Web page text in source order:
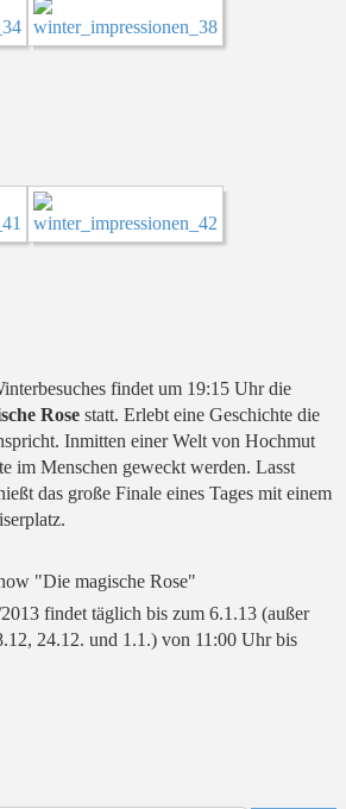
findet um 19:15 Uhr die
Rose statt. Erlebt eine Geschichte die
Inmitten einer Welt von Hochmut
im Menschen geweckt werden. Lasst
das große Finale eines Tages mit einem
findet täglich bis zum 6.1.13 (außer
24.12. und 1.1.) von 11:00 Uhr bis